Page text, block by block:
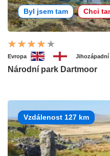
Byl jsem tam Chci
Evropa
Národní park Dartmoor
Vzdálenost 127 km